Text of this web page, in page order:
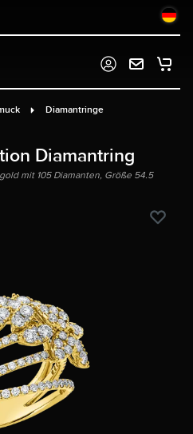
Diamantringe
Diamantring
mit 105 Diamanten, Größe 54.5